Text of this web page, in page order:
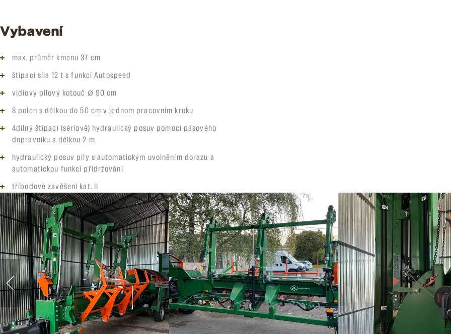
Vybavení
max. průměr kmenu 37 cm
štípací síla 12 t s funkcí Autospeed
vidiový pilový kotouč Ø 90 cm
8 polen s délkou do 50 cm v jednom pracovním kroku
4dílný štípací (sériově) hydraulický posuv pomocí pásového
dopravníku s délkou 2 m
hydraulický posuv pily s automatickým uvolněním dorazu a
automatickou funkcí přidržování
tříbodové zavěšení kat. II